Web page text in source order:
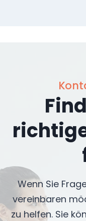
Wenn Sie
vereinbaren
zu helfen. Sie